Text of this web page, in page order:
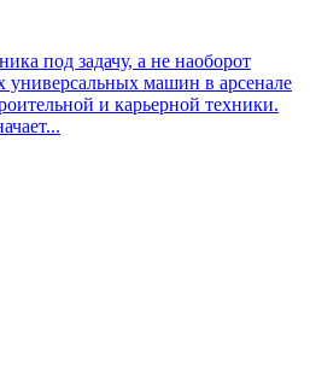
под задачу, а не наоборот
машин в арсенале
и карьерной техники.